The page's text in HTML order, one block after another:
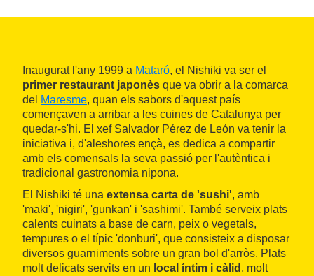
Inaugurat l'any 1999 a Mataró, el Nishiki va ser el
primer restaurant japonès que va obrir a la comarca
del Maresme, quan els sabors d'aquest país
començaven a arribar a les cuines de Catalunya per
quedar-s'hi. El xef Salvador Pérez de León va tenir la
iniciativa i, d'aleshores ençà, es dedica a compartir
amb els comensals la seva passió per l'autèntica i
tradicional gastronomia nipona.
El Nishiki té una extensa carta de 'sushi', amb
'maki', 'nigiri', 'gunkan' i 'sashimi'. També serveix plats
calents cuinats a base de carn, peix o vegetals,
tempures o el típic 'donburi', que consisteix a disposar
diversos guarniments sobre un gran bol d'arròs. Plats
molt delicats servits en un local íntim i càlid , molt